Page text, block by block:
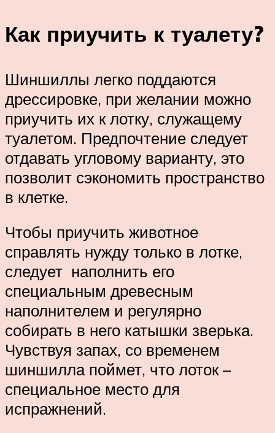
Как приучить к туалету?
Шиншиллы легко поддаются
дрессировке, при желании можно
приучить их к лотку, служащему
туалетом. Предпочтение следует
отдавать угловому варианту, это
позволит сэкономить пространство
в клетке.
Чтобы приучить животное
справлять нужду только в лотке,
следует наполнить его
специальным древесным
наполнителем и регулярно
собирать в него катышки зверька.
Чувствуя запах, со временем
шиншилла поймет, что лоток –
специальное место для
испражнений.